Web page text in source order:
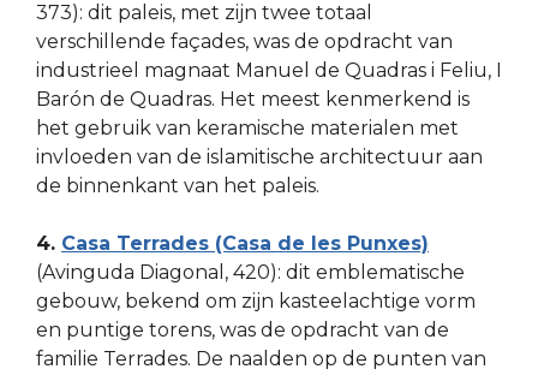
373): dit paleis, met zijn twee totaal
verschillende façades, was de opdracht van
industrieel magnaat Manuel de Quadras i Feliu, I
Barón de Quadras. Het meest kenmerkend is
het gebruik van keramische materialen met
invloeden van de islamitische architectuur aan
de binnenkant van het paleis.
4. Casa Terrades (Casa de les Punxes)
(Avinguda Diagonal, 420): dit emblematische
gebouw, bekend om zijn kasteelachtige vorm
en puntige torens, was de opdracht van de
familie Terrades. De naalden op de punten van